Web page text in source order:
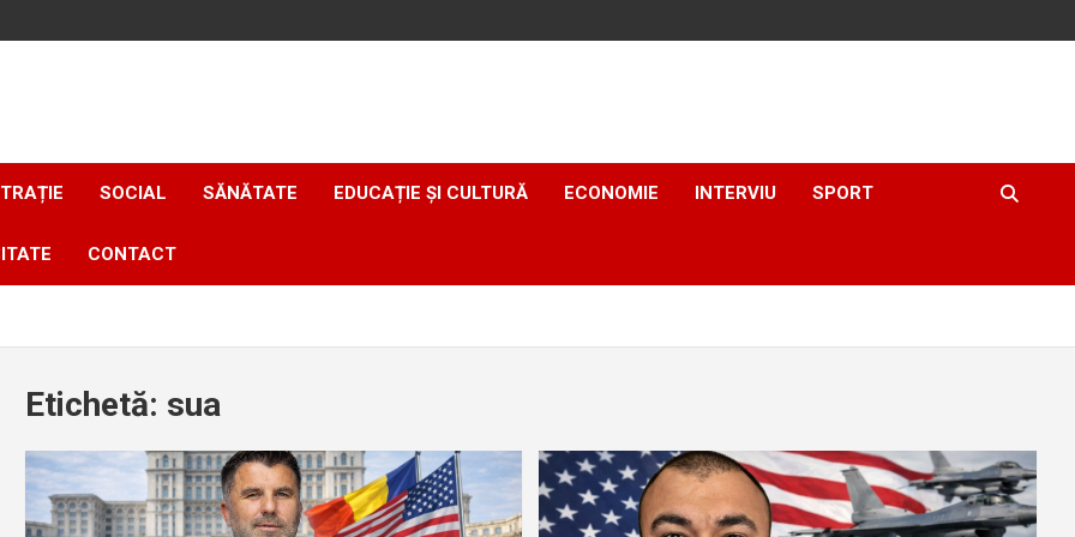
SOCIAL SĂNĂTATE EDUCAȚIE ȘI CULTURĂ ECONOMIE INTERVIU SPORT
CONTACT
Etichetă: sua